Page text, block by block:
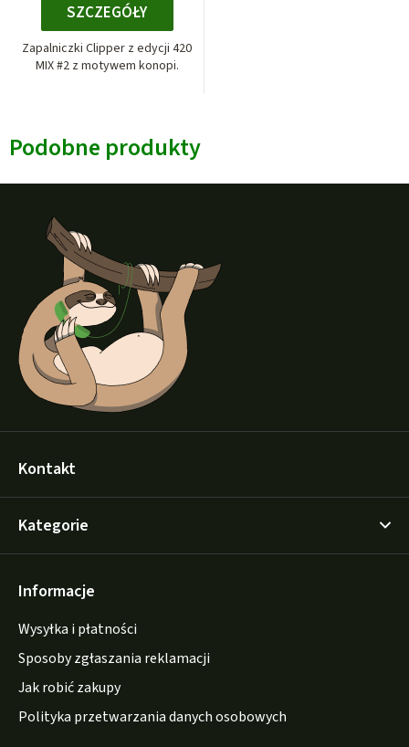
SZCZEGÓŁY
Zapalniczki Clipper z edycji 420
MIX #2 z motywem konopi.
Podobne produkty
S
Kontakt
Kategorie
Informacje
Wysyłka i płatności
Sposoby zgłaszania reklamacji
Jak robić zakupy
Polityka przetwarzania danych osobowych